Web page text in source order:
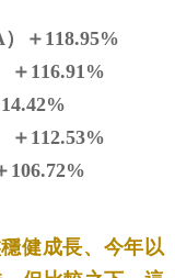
＋118.95%
＋116.91%
＋112.53%
106.72%
健成長、今年以